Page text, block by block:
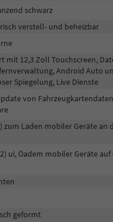
schwarz
verstell- und beheizbar
mit 12,3 Zoll Touchscreen,
Android Auto
Spiegelung, Live Dienste
von
zum Laden mobiler Geräte an
ui, Öadem mobiler Geräte
geformt